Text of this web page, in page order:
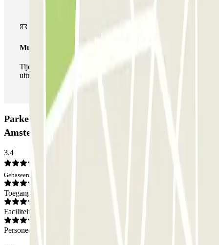
Multipass
Tijdens je verblijf kun je de parkeerplaats zo vaak in- en
uitrijden als je wilt.
Parkeergarage Parkbee The Social Hub
Amsterdam City: Beoordelingen
3.4
Gebaseerd op 17 meningen
Toegang
Faciliteiten
Personeel